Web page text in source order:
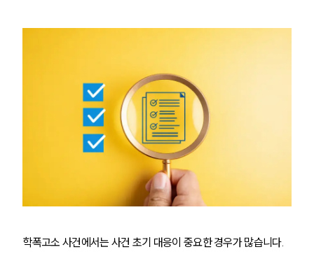
학폭고소 사건에서는 사건 초기 대응이 중요한 경우가 많습니다.